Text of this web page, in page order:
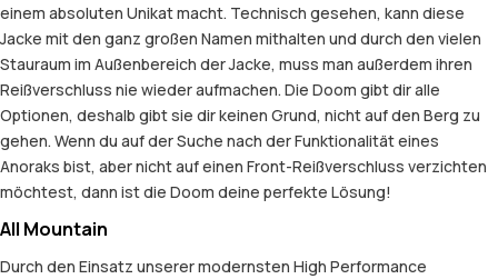
einem absoluten Unikat macht. Technisch gesehen, kann diese
Jacke mit den ganz großen Namen mithalten und durch den vielen
Stauraum im Außenbereich der Jacke, muss man außerdem ihren
Reißverschluss nie wieder aufmachen. Die Doom gibt dir alle
Optionen, deshalb gibt sie dir keinen Grund, nicht auf den Berg zu
gehen. Wenn du auf der Suche nach der Funktionalität eines
Anoraks bist, aber nicht auf einen Front-Reißverschluss verzichten
möchtest, dann ist die Doom deine perfekte Lösung!
All Mountain
Durch den Einsatz unserer modernsten High Performance